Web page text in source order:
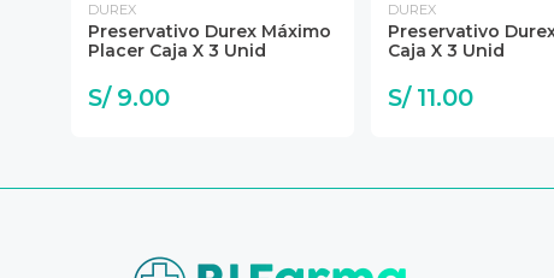
DUREX
Preservativo Durex Máximo
Placer Caja X 3 Unid
S/ 9.00
DUREX
Preservativo
Caja X 3 Unid
S/ 11.00